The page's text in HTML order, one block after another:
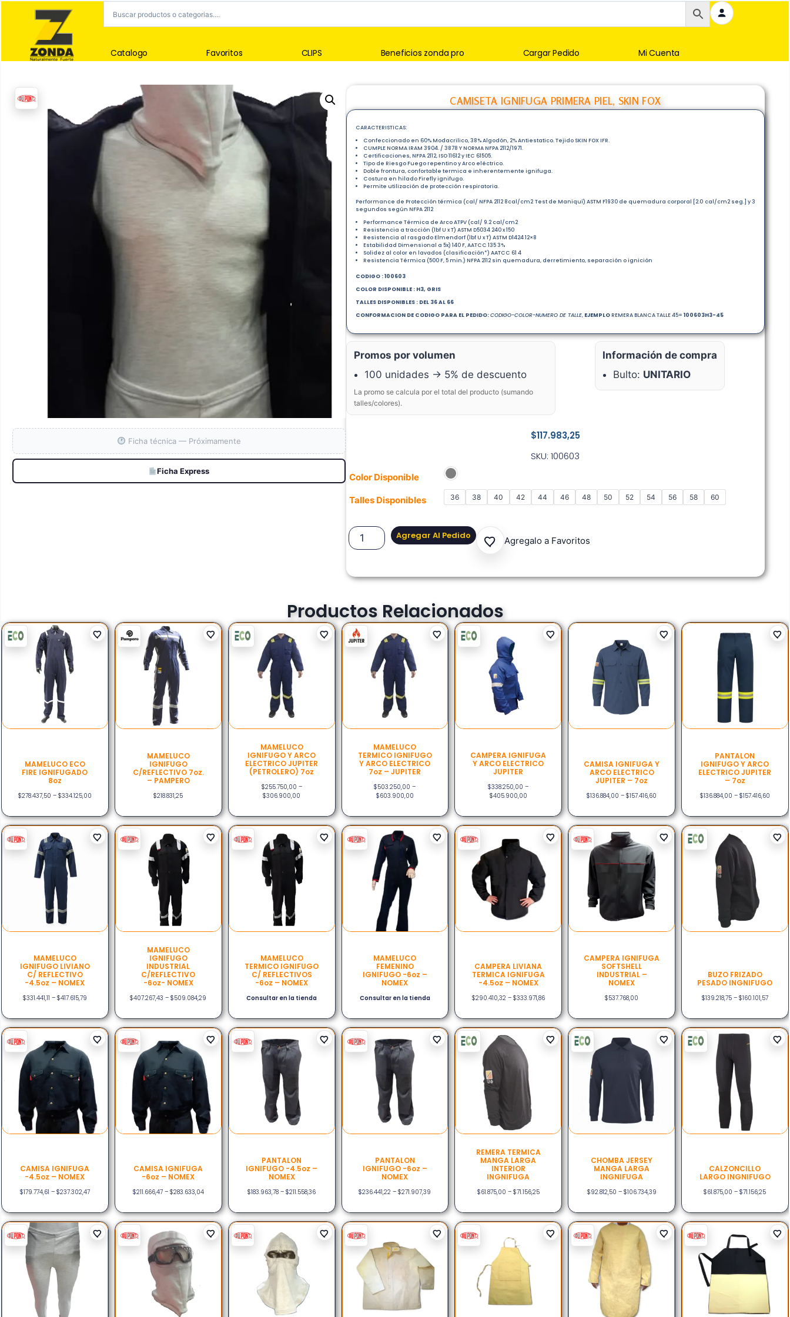
Catalogo Favoritos CLIPS Beneficios zonda pro Cargar Pedido Mi Cuenta
CAMISETA IGNIFUGA PRIMERA PIEL, SKIN FOX
$117.983,25
CARACTERISTICAS:
Confeccionado en 60% Modacrilico, 38% Algodón, 2% Antiestatico. Tejido SKIN FOX IFR.
CUMPLE NORMA IRAM 3904. / 3878 Y NORMA NFPA 2112/1971.
Certificaciones, NFPA 2112, ISO 11612 y IEC 61505.
Tipo de Riesgo Fuego repentino y Arco eléctrico.
Doble frontura, confortable termica e inherentemente ignifuga.
Costura en hilado Firefly ignifugo.
Permite utilización de protección respiratoria.
Performance de Protección térmica (cal/ NFPA 2112 8cal/cm2 Test de Maniquí) ASTM F1930 de quemadura corporal [2.0 cal/cm2 seg.] y 3
segundos según NFPA 2112
Performance Térmica de Arco ATPV (cal/ 9.2 cal/cm2
Resistencia a tracción (lbf U x T) ASTM D5034 240 x 150
Resistencia al rasgado Elmendorf (lbf U x T) ASTM D1424 12×8
Estabilidad Dimensional a 5x) 140 F, AATCC 135 3%
Solidez al color en lavados (clasificación*) AATCC 61 4
Resistencia Térmica (500 F, 5 min.) NFPA 2112 sin quemadura, derretimiento, separación o ignición
CODIGO : 100603
COLOR DISPONIBLE : H3, GRIS
TALLES DISPONIBLES : DEL 36 AL 66
CONFORMACION DE CODIGO PARA EL PEDIDO:CODIGO-COLOR-NUMERO DE TALLE, EJEMPLOREMERA BLANCA TALLE 45= 100603H3-45
SKU: 100603
Color Disponible
Talles Disponibles 36 38 40 42 44 46 48 50 52 54 56 58 60
Agregar Al Pedido Agregalo a Favoritos
Promos por volumen
100 unidades → 5% de descuento
La promo se calcula por el total del producto (sumando
talles/colores).
Información de compra
Bulto: UNITARIO
Ficha técnica — Próximamente
Ficha Express
Productos Relacionados
MAMELUCO ECO
FIRE IGNIFUGADO
8oz
$278.437,50 – $334.125,00
MAMELUCO
IGNIFUGO
C/REFLECTIVO 7oz.
– PAMPERO
$218.831,25
MAMELUCO
IGNIFUGO Y ARCO
ELECTRICO JUPITER
(PETROLERO) 7oz
$255.750,00 –
$306.900,00
MAMELUCO
TERMICO IGNIFUGO
Y ARCO ELECTRICO
7oz – JUPITER
$503.250,00 –
$603.900,00
CAMPERA IGNIFUGA
Y ARCO ELECTRICO
JUPITER
$338.250,00 –
$405.900,00
CAMISA IGNIFUGA Y
ARCO ELECTRICO
JUPITER – 7oz
$136.884,00 – $157.416,60
PANTALON
IGNIFUGO Y ARCO
ELECTRICO JUPITER
– 7oz
$136.884,00 – $157.416,60
MAMELUCO
IGNIFUGO LIVIANO
C/ REFLECTIVO
-4.5oz – NOMEX
$331.441,11 – $417.615,79
MAMELUCO
IGNIFUGO
INDUSTRIAL
C/REFLECTIVO
-6oz- NOMEX
$407.267,43 – $509.084,29
MAMELUCO
TERMICO IGNIFUGO
C/ REFLECTIVOS
-6oz – NOMEX
Consultar en la tienda
MAMELUCO
FEMENINO
IGNIFUGO -6oz –
NOMEX
Consultar en la tienda
CAMPERA LIVIANA
TERMICA IGNIFUGA
-4.5oz – NOMEX
$290.410,32 – $333.971,86
CAMPERA IGNIFUGA
SOFTSHELL
INDUSTRIAL –
NOMEX
$537.768,00
BUZO FRIZADO
PESADO INGNIFUGO
$139.218,75 – $160.101,57
CAMISA IGNIFUGA
-4.5oz – NOMEX
$179.774,61 – $237.302,47
CAMISA IGNIFUGA
-6oz – NOMEX
$211.666,47 – $283.633,04
PANTALON
IGNIFUGO -4.5oz –
NOMEX
$183.963,78 – $211.558,36
PANTALON
IGNIFUGO -6oz –
NOMEX
$236.441,22 – $271.907,39
REMERA TERMICA
MANGA LARGA
INTERIOR
INGNIFUGA
$61.875,00 – $71.156,25
CHOMBA JERSEY
MANGA LARGA
INGNIFUGA
$92.812,50 – $106.734,39
CALZONCILLO
LARGO INGNIFUGO
$61.875,00 – $71.156,25